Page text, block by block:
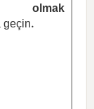
olmak
geçin.